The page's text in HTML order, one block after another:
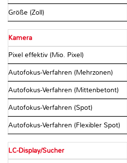
Größe (Zoll)
Kamera
Pixel effektiv (Mio. Pixel)
Autofokus-Verfahren (Mehrzonen)
Autofokus-Verfahren (Mittenbetont)
Autofokus-Verfahren (Spot)
Autofokus-Verfahren (Flexibler Spot)
LC-Display/Sucher